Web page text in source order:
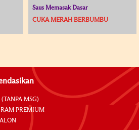
Saus Memasak Dasar
CUKA MERAH BERBUMBU
MSG)
PREMIUM